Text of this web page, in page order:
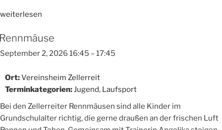
„NEU:
Jugendlaufgruppe“
weiterlesen
September 2, 2026 16:45 –17:45
Ort:Vereinsheim Zellerreit
Terminkategorien:Jugend, Laufsport
Bei den Zellerreiter Rennmäusen sind alle Kinder im
Grundschulalter richtig, die gerne draußen an der frischen Luft